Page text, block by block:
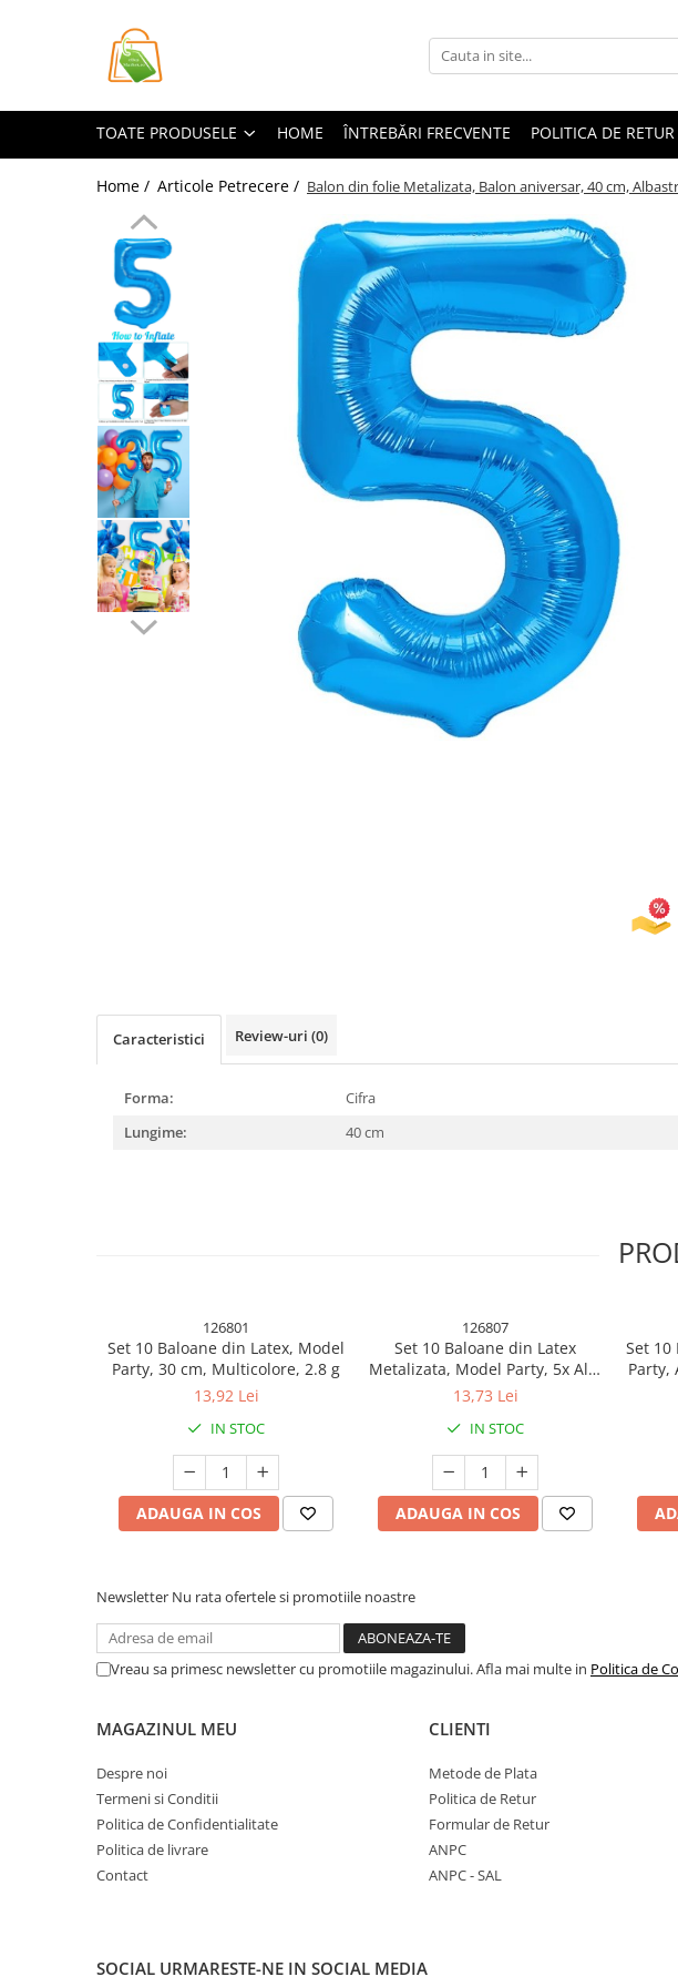
Toate Produsele
Articole pentru Animale
Articole pentru baie
Articole pentru Bucatarie
Accesorii Bucătărie
Dozatoare Condimente
Forme cuburi de gheata
Genti Termoizolante Mancare
Organizatoare si Depozitare
Organizatoare si Depozitare
Pahare, Sticle si Cani
Ustensile pentru Bucătărie
Ustensile pentru Bucătărie
Veselă pentru Masă
Articole pentru Casa si Curatenie
Articole pentru Gradina si Bricolaj
Articole pentru Iluminat
Corpuri de iluminat
Lampi de veghe
Kit-uri Siguranţă Auto
Pistoale cu apa
Articole pentru Copii
Articole diverse pentru copii
Covorase de joaca
Genti, Portofele, Penare
Jucarii Creative
Jucarii pentru copii
Jucarii si Jocuri
Jucarii si Jocuri
Markere si Set Desen
Articole Petrecere
TOATE PRODUSELE HOME ÎNTREBĂRI FRECVENTE POLITICA DE RETUR
Home / Articole Petrecere / Balon din folie Metalizata, Balon aniversar, 40 cm,
Caracteristici Review-uri (0)
Forma:
Cifra
Lungime:
40 cm
126801
Set 10 Baloane din Latex, Model
Party, 30 cm, Multicolore, 2.8 g
13,92 Lei
IN STOC
ADAUGA IN COS
126807
Set 10 Baloane din Latex
Metalizata, Model Party, 5x Alb,
5x Nude, 23 cm, 2.2 g
13,73 Lei
IN STOC
ADAUGA IN COS
Set 10
Party,
Newsletter Nu rata ofertele si promotiile noastre
Vreau sa primesc newsletter cu promotiile magazinului. Afla mai multe in Politica de
MAGAZINUL MEU
Despre noi
Termeni si Conditii
Politica de Confidentialitate
Politica de livrare
Contact
CLIENTI
Metode de Plata
Politica de Retur
Formular de Retur
ANPC
ANPC - SAL
SOCIAL URMARESTE-NE IN SOCIAL MEDIA